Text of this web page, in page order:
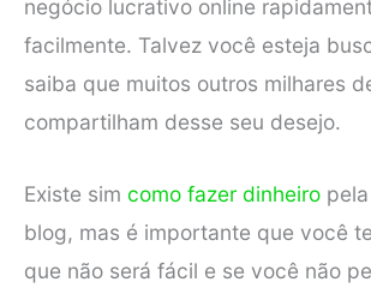
negócio lucrativo online
facilmente. Talvez você esteja
saiba que muitos outros milhares
compartilham desse seu desejo.
Existe sim como fazer dinheiro
blog, mas é importante que você
que não será fácil e se você não